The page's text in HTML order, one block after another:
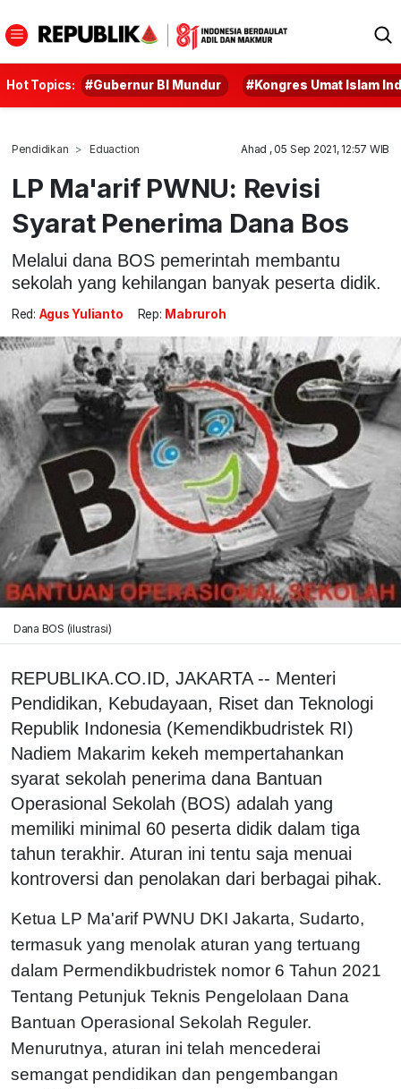
Hot Topics: #Gubernur BI Mundur #Kongres Umat Islam
Pendidikan Eduaction Ahad , 05 Sep 2021, 12:57 WIB
LP Ma'arif PWNU: Revisi
Syarat Penerima Dana Bos
Melalui dana BOS pemerintah membantu
sekolah yang kehilangan banyak peserta didik.
Red: Agus Yulianto Rep: Mabruroh
Dana BOS (ilustrasi)
REPUBLIKA.CO.ID, JAKARTA -- Menteri
Pendidikan, Kebudayaan, Riset dan Teknologi
Republik Indonesia (Kemendikbudristek RI)
Nadiem Makarim kekeh mempertahankan
syarat sekolah penerima dana Bantuan
Operasional Sekolah (BOS) adalah yang
memiliki minimal 60 peserta didik dalam tiga
tahun terakhir. Aturan ini tentu saja menuai
kontroversi dan penolakan dari berbagai pihak.
Ketua LP Ma'arif PWNU DKI Jakarta, Sudarto,
termasuk yang menolak aturan yang tertuang
dalam Permendikbudristek nomor 6 Tahun 2021
Tentang Petunjuk Teknis Pengelolaan Dana
Bantuan Operasional Sekolah Reguler.
Menurutnya, aturan ini telah mencederai
semangat pendidikan dan pengembangan